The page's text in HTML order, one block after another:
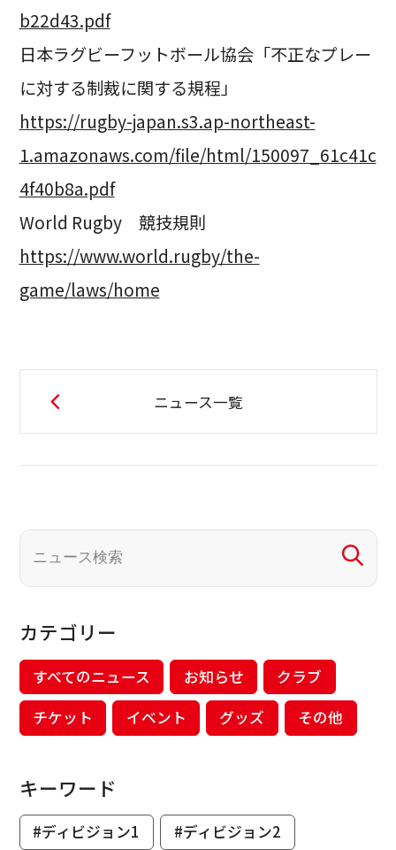
b22d43.pdf
日本ラグビーフットボール協会「不正なプレー
に対する制裁に関する規程」
https://rugby-japan.s3.ap-northeast-
1.amazonaws.com/file/html/150097_61c41c
4f40b8a.pdf
World Rugby 競技規則
https://www.world.rugby/the-
game/laws/home
ニュース一覧
カテゴリー
すべてのニュース お知らせ
クラブ
チケット
イベント グッズ その他
キーワード
#ディビジョン1 #ディビジョン2